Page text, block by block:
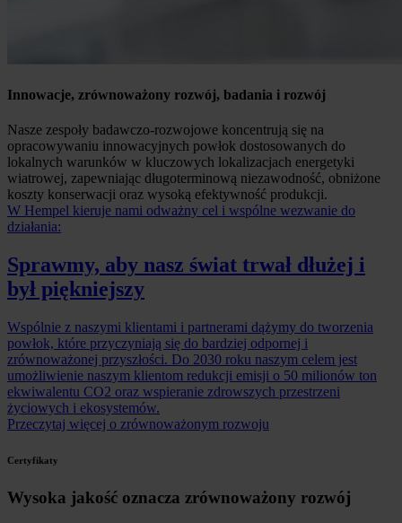
Innowacje, zrównoważony rozwój, badania i rozwój
Nasze zespoły badawczo-rozwojowe koncentrują się na
opracowywaniu innowacyjnych powłok dostosowanych do
lokalnych warunków w kluczowych lokalizacjach energetyki
wiatrowej, zapewniając długoterminową niezawodność, obniżone
koszty konserwacji oraz wysoką efektywność produkcji.
W Hempel kieruje nami odważny cel i wspólne wezwanie do
działania:
Sprawmy, aby nasz świat trwał dłużej i
był piękniejszy
Wspólnie z naszymi klientami i partnerami dążymy do tworzenia
powłok, które przyczyniają się do bardziej odpornej i
zrównoważonej przyszłości. Do 2030 roku naszym celem jest
umożliwienie naszym klientom redukcji emisji o 50 milionów ton
ekwiwalentu CO2 oraz wspieranie zdrowszych przestrzeni
życiowych i ekosystemów.
Przeczytaj więcej o zrównoważonym rozwoju
Certyfikaty
Wysoka jakość oznacza zrównoważony rozwój